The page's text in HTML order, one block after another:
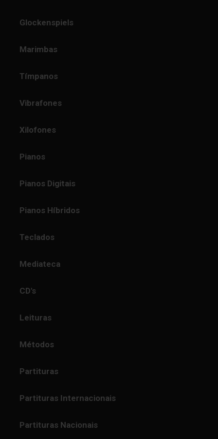
Glockenspiels
Marimbas
Tímpanos
Vibrafones
Xilofones
Pianos
Pianos Digitais
Pianos Híbridos
Teclados
Mediateca
CD's
Leituras
Métodos
Partituras
Partituras Internacionais
Partituras Nacionais